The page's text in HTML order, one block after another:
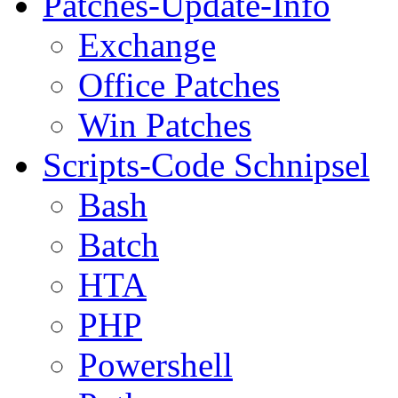
Exchange
Office Patches
Win Patches
Scripts-Code Schnipsel
Bash
Batch
HTA
PHP
Powershell